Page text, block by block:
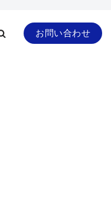
お問い合わせ